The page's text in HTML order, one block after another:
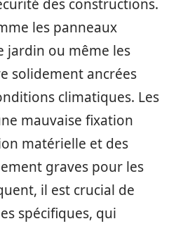
des constructions.
les panneaux
jardin ou même les
solidement ancrées
climatiques. Les
mauvaise fixation
matérielle et des
graves pour les
il est crucial de
spécifiques, qui